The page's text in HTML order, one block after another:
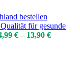
für gesunde
€– 13,90 €